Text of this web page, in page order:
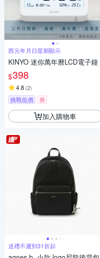
西元年月日星期顯示
KINYO 迷你萬年曆LCD電子鐘
$398
4.8 (2)
挑戰低價 券
加入購物車
送禮不遲到31折起